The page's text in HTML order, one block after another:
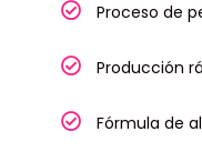
Proceso de
Producción
Fórmula de